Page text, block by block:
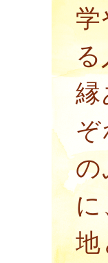
縁
の
地